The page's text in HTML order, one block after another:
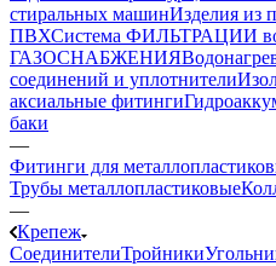
стиральных машинИзделия из
ПВХСистема ФИЛЬТРАЦИИ
ГАЗОСНАБЖЕНИЯ
соединений и уплотнители
аксиальные фитинги
баки
—
Фитинги для
Трубы металлопластиковые
—
Крепеж
СоединителиТройники